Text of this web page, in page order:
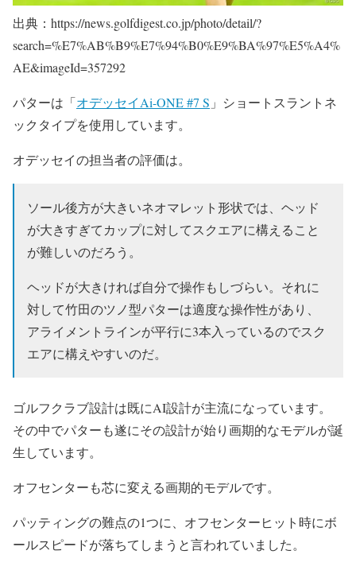
出典：https://news.golfdigest.co.jp/photo/detail/?
search=%E7%AB%B9%E7%94%B0%E9%BA%97%E5%A4%
AE&imageId=357292
パターは「オデッセイAi-ONE #7 S 」ショートスラントネ
ックタイプを使用しています。
オデッセイの担当者の評価は。
ソール後方が大きいネオマレット形状では、ヘッド
が大きすぎてカップに対してスクエアに構えること
が難しいのだろう。
ヘッドが大きければ自分で操作もしづらい。それに
対して竹田のツノ型パターは適度な操作性があり、
アライメントラインが平行に3本入っているのでスク
エアに構えやすいのだ。
ゴルフクラブ設計は既にAI設計が主流になっています。
その中でパターも遂にその設計が始り画期的なモデルが誕
生しています。
オフセンターも芯に変える画期的モデルです。
パッティングの難点の1つに、オフセンターヒット時にボ
ールスピードが落ちてしまうと言われていました。